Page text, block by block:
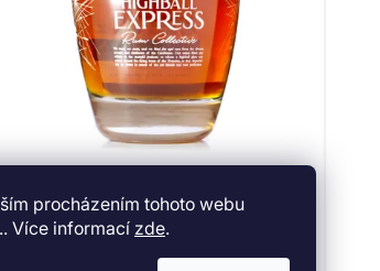
procházením tohoto webu
Více informací zde.
Highball Express XO Blend 23 40%
0,7l